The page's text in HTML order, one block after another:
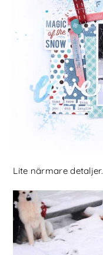
Lite närmare detaljer.